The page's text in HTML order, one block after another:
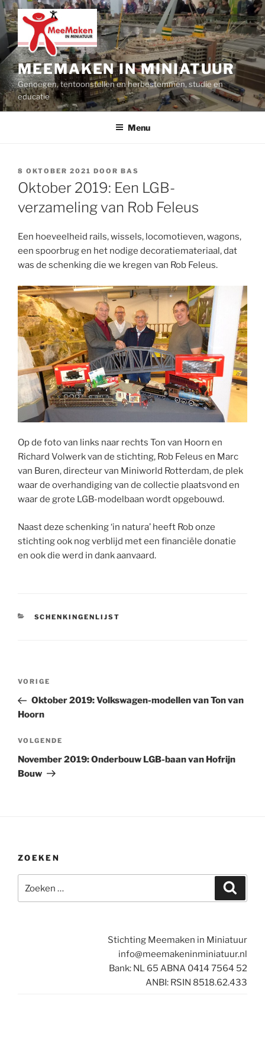
Ga
naar
de
inhoud
MEEMAKEN IN MINIATUUR
Genoegen, tentoonstellen en herbestemmen, studie en
educatie
Menu
GEPLAATST
OP
8 OKTOBER 2021 DOOR BAS
Oktober 2019: Een LGB-
verzameling van Rob Feleus
Een hoeveelheid rails, wissels, locomotieven, wagons,
een spoorbrug en het nodige decoratiemateriaal, dat
was de schenking die we kregen van Rob Feleus.
Op de foto van links naar rechts Ton van Hoorn en
Richard Volwerk van de stichting, Rob Feleus en Marc
van Buren, directeur van Miniworld Rotterdam, de plek
waar de overhandiging van de collectie plaatsvond en
waar de grote LGB-modelbaan wordt opgebouwd.
Naast deze schenking ‘in natura’ heeft Rob onze
stichting ook nog verblijd met een financiële donatie
en ook die werd in dank aanvaard.
CATEGORIEËN
SCHENKINGENLIJST
Bericht
Vorig
bericht
VORIGE
Oktober 2019: Volkswagen-modellen van Ton van
Hoorn
Volgend
bericht
VOLGENDE
November 2019: Onderbouw LGB-baan van Hofrijn
Bouw
ZOEKEN
naar:
Stichting Meemaken in Miniatuur
info@meemakeninminiatuur.nl
Bank: NL 65 ABNA 0414 7564 52
ANBI: RSIN 8518.62.433